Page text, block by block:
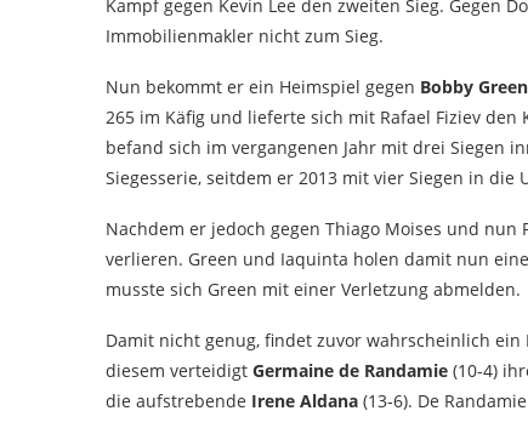
Kampf gegen Kevin Lee den zweiten Sieg. Gegen
Immobilienmakler nicht zum Sieg.
Nun bekommt er ein Heimspiel gegen Bobby Green
265 im Käfig und lieferte sich mit Rafael Fiziev den
befand sich im vergangenen Jahr mit drei Siegen
Siegesserie, seitdem er 2013 mit vier Siegen in die
Nachdem er jedoch gegen Thiago Moises und
verlieren. Green und Iaquinta holen damit nun
musste sich Green mit einer Verletzung abmelden.
Damit nicht genug, findet zuvor wahrscheinlich
diesem verteidigt Germaine de Randamie (10-4)
die aufstrebende Irene Aldana (13-6). De